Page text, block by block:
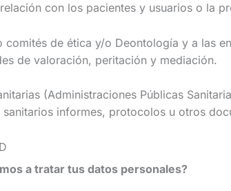
con los pacientes y usuarios o la
de ética y/o Deontología y a las
de valoración, peritación y mediación.
(Administraciones Públicas
informes, protocolos u otros
a tratar tus datos personales?